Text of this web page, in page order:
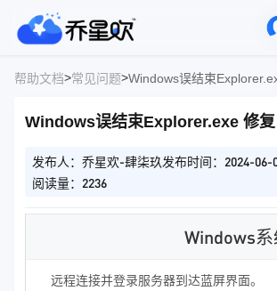
帮助文档>常见问题>Windows误结束
Windows误结束Explorer.exe 修复
发布人：乔星欢-肆柒玖发布时间：2024-06-
阅读量：2236
Windows
远程连接并登录服务器到达蓝屏界面。